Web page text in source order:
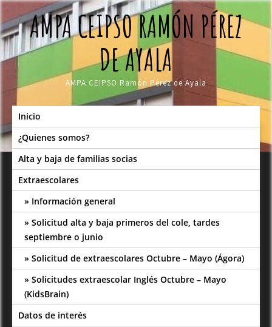
Skip
to
contentAMPA CEIPSO RAMÓN PÉREZ
DE AYALA
AMPA CEIPSO Ramón Pérez de Ayala
Inicio
¿Quienes somos?
Alta y baja de familias socias
Extraescolares
Información general
Solicitud alta y baja primeros del cole, tardes
septiembre o junio
Solicitud de extraescolares Octubre – Mayo (Ágora)
Solicitudes extraescolar Inglés Octubre – Mayo
(KidsBrain)
Datos de interés